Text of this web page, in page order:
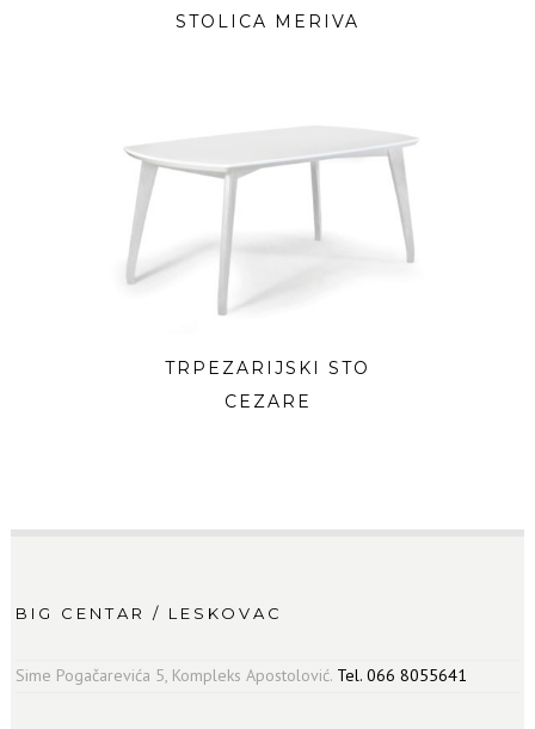
STOLICA MERIVA
TRPEZARIJSKI STO
CEZARE
BIG CENTAR / LESKOVAC
Sime Pogačarevića 5, Kompleks Apostolović. Tel. 066 8055641